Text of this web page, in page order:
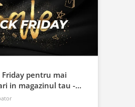
Friday pentru mai
in magazinul tau -